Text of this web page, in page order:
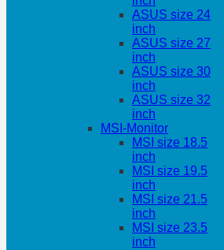
ASUS size 24
inch
ASUS size 27
inch
ASUS size 30
inch
ASUS size 32
inch
MSI-Monitor
MSI size 18.5
inch
MSI size 19.5
inch
MSI size 21.5
inch
MSI size 23.5
inch